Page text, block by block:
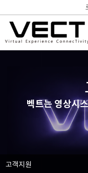
벡트는 영상시
고객지원